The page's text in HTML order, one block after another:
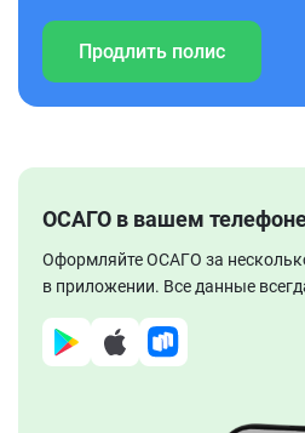
Продлить полис
ОСАГО в вашем
Оформляйте ОСАГО за
в приложении. Все данные